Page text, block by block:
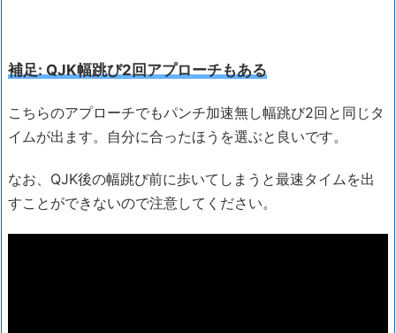
補足: QJK幅跳び2回アプローチもある
こちらのアプローチでもパンチ加速無し幅跳び2回と同じタ
イムが出ます。自分に合ったほうを選ぶと良いです。
なお、QJK後の幅跳び前に歩いてしまうと最速タイムを出
すことができないので注意してください。